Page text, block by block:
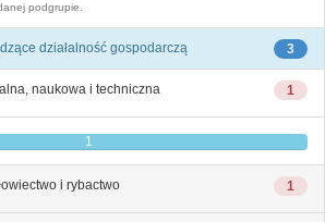
podgrupie.
3
działalność gospodarczą
1
naukowa i techniczna
1
1
i rybactwo